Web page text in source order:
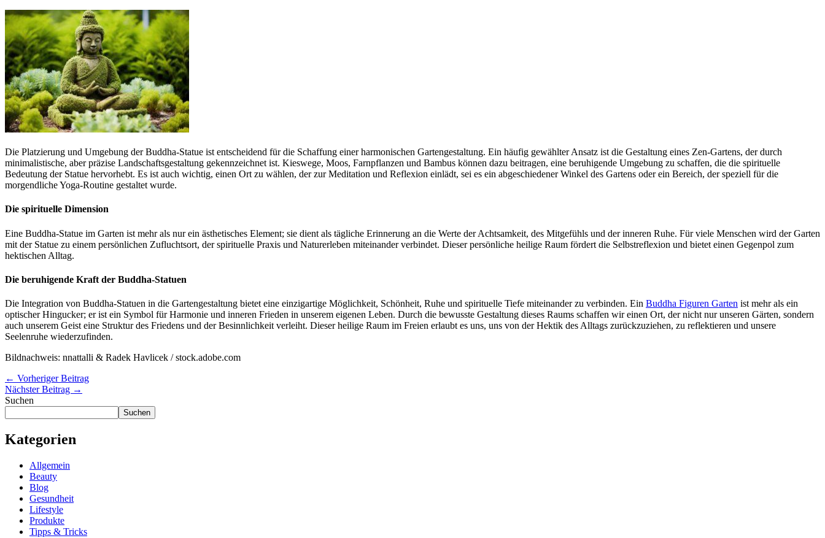
Die Platzierung und Umgebung der Buddha-Statue ist entscheidend für die Schaffung einer harmonischen Gartengestaltung. Ein häufig gewählter Ansatz ist die Gestaltung eines Zen-Gartens, der durch
minimalistische, aber präzise Landschaftsgestaltung gekennzeichnet ist. Kieswege, Moos, Farnpflanzen und Bambus können dazu beitragen, eine beruhigende Umgebung zu schaffen, die die spirituelle
Bedeutung der Statue hervorhebt. Es ist auch wichtig, einen Ort zu wählen, der zur Meditation und Reflexion einlädt, sei es ein abgeschiedener Winkel des Gartens oder ein Bereich, der speziell für die
morgendliche Yoga-Routine gestaltet wurde.
Die spirituelle Dimension
Eine Buddha-Statue im Garten ist mehr als nur ein ästhetisches Element; sie dient als tägliche Erinnerung an die Werte der Achtsamkeit, des Mitgefühls und der inneren Ruhe. Für viele Menschen wird der Garten
mit der Statue zu einem persönlichen Zufluchtsort, der spirituelle Praxis und Naturerleben miteinander verbindet. Dieser persönliche heilige Raum fördert die Selbstreflexion und bietet einen Gegenpol zum
hektischen Alltag.
Die beruhigende Kraft der Buddha-Statuen
Die Integration von Buddha-Statuen in die Gartengestaltung bietet eine einzigartige Möglichkeit, Schönheit, Ruhe und spirituelle Tiefe miteinander zu verbinden. Ein Buddha Figuren Garten ist mehr als ein
optischer Hingucker; er ist ein Symbol für Harmonie und inneren Frieden in unserem eigenen Leben. Durch die bewusste Gestaltung dieses Raums schaffen wir einen Ort, der nicht nur unseren Gärten, sondern
auch unserem Geist eine Struktur des Friedens und der Besinnlichkeit verleiht. Dieser heilige Raum im Freien erlaubt es uns, uns von der Hektik des Alltags zurückzuziehen, zu reflektieren und unsere
Seelenruhe wiederzufinden.
Bildnachweis: nnattalli & Radek Havlicek / stock.adobe.com
← Vorheriger Beitrag
Nächster Beitrag →
Suchen
Suchen
Kategorien
Allgemein
Beauty
Blog
Gesundheit
Lifestyle
Produkte
Tipps & Tricks